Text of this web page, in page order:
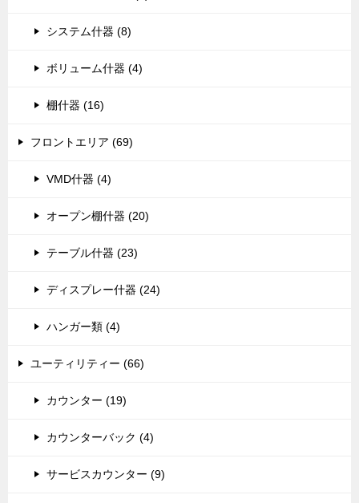
システム什器 (8)
ボリューム什器 (4)
棚什器 (16)
フロントエリア (69)
VMD什器 (4)
オープン棚什器 (20)
テーブル什器 (23)
ディスプレー什器 (24)
ハンガー類 (4)
ユーティリティー (66)
カウンター (19)
カウンターバック (4)
サービスカウンター (9)